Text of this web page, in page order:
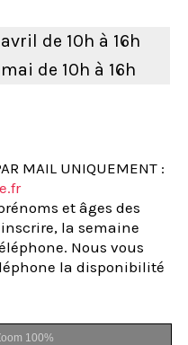
de 10h à 16h
de 10h à 16h
MAIL UNIQUEMENT :
et âges des
la semaine
Nous vous
la disponibilité
100%